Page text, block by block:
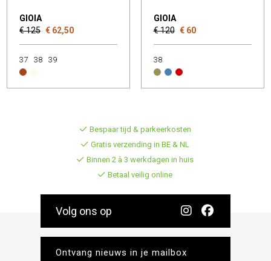
GIOIA
€ 125 € 62,50
37 38 39
GIOIA
€ 120 € 60
38
Bespaar tijd & parkeerkosten
Gratis verzending in BE & NL
Binnen 2 à 3 werkdagen in huis
Betaal veilig online
Volg ons op